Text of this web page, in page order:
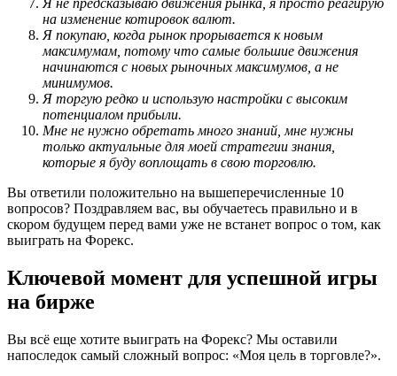
Я не предсказываю движения рынка, я просто реагирую
на изменение котировок валют.
Я покупаю, когда рынок прорывается к новым
максимумам, потому что самые большие движения
начинаются с новых рыночных максимумов, а не
минимумов.
Я торгую редко и использую настройки с высоким
потенциалом прибыли.
Мне не нужно обретать много знаний, мне нужны
только актуальные для моей стратегии знания,
которые я буду воплощать в свою торговлю.
Вы ответили положительно на вышеперечисленные 10
вопросов? Поздравляем вас, вы обучаетесь правильно и в
скором будущем перед вами уже не встанет вопрос о том, как
выиграть на Форекс.
Ключевой момент для успешной игры
на бирже
Вы всё еще хотите выиграть на Форекс? Мы оставили
напоследок самый сложный вопрос: «Моя цель в торговле?».